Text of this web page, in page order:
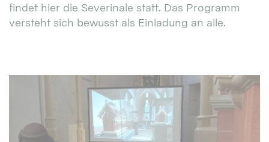
findet hier die Severinale statt. Das Programm
versteht sich bewusst als Einladung an alle.